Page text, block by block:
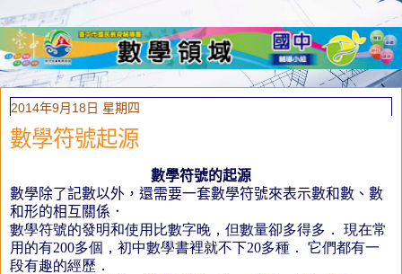
2014年9月18日 星期四
數學符號起源
數學符號的起源
數學除了記數以外，還需要一套數學符號來表示數和數、數
和形的相互關係．
數學符號的發明和使用比數字晚，但數量卻多得多．
現在常
用的有200多個，初中數學書裡就不下20多種．
它們都有一
段有趣的經歷．